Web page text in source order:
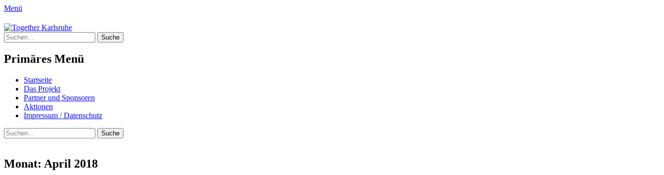
Menü
Together Karlsruhe
Integration von jungen Menschen mit Fluchterfahrung und Migrationshintergrund
Suche
nach:
Primäres Menü
Springe
zum
Inhalt
Startseite
Das Projekt
Partner und Sponsoren
Aktionen
Impressum / Datenschutz
Suchen
Suche
nach:
Monat: April 2018